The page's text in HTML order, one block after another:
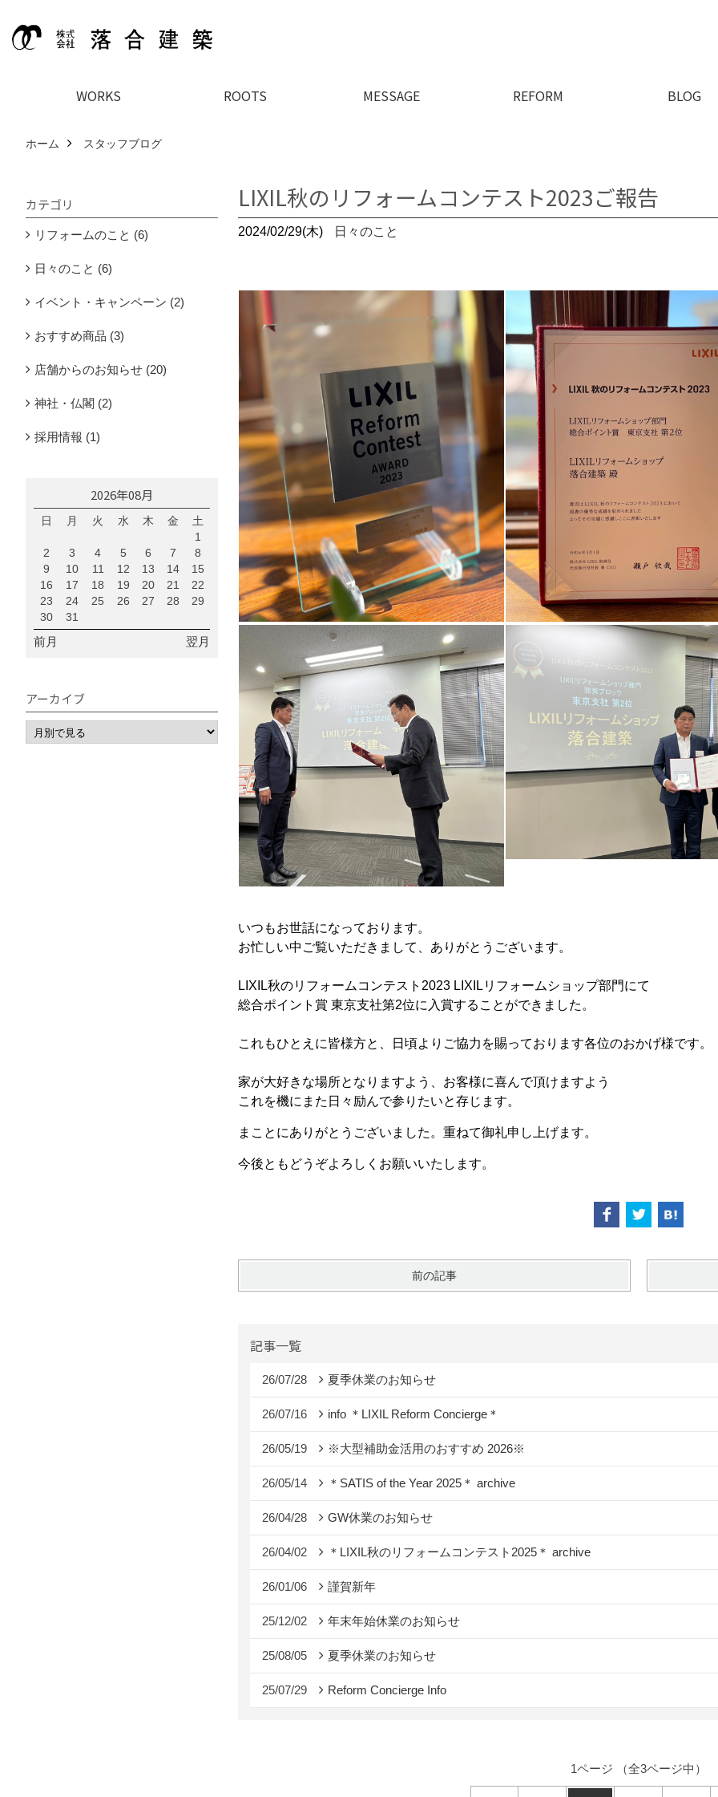
WORKS ROOTS MESSAGE REFORM BLOG
ホーム スタッフブログ
LIXIL秋のリフォームコンテスト2023ご報告
2024/02/29(木) 日々のこと
いつもお世話になっております。
お忙しい中ご覧いただきまして、ありがとうございます。
LIXIL秋のリフォームコンテスト2023 LIXILリフォームショップ部門にて
総合ポイント賞 東京支社第2位に入賞することができました。
これもひとえに皆様方と、日頃よりご協力を賜っております各位のおかげ様です。
家が大好きな場所となりますよう、お客様に喜んで頂けますよう
これを機にまた日々励んで参りたいと存じます。
まことにありがとうございました。重ねて御礼申し上げます。
今後ともどうぞよろしくお願いいたします。
前の記事
記事一覧
26/07/28 夏季休業のお知らせ
26/07/16 info ＊LIXIL Reform Concierge＊
26/05/19 ※大型補助金活用のおすすめ 2026※
26/05/14 ＊SATIS of the Year 2025＊ archive
26/04/28 GW休業のお知らせ
26/04/02 ＊LIXIL秋のリフォームコンテスト2025＊ archive
26/01/06 謹賀新年
25/12/02 年末年始休業のお知らせ
25/08/05 夏季休業のお知らせ
25/07/29 Reform Concierge Info
1ページ （全3ページ中）
カテゴリ
リフォームのこと (6)
日々のこと (6)
イベント・キャンペーン (2)
おすすめ商品 (3)
店舗からのお知らせ (20)
神社・仏閣 (2)
採用情報 (1)
2026年08月
日 月 火 水 木 金
土
1
2
3 4 5 6 7
8
9
10 11 12 13 14
15
16
17 18 19 20 21
22
23
24 25 26 27 28
29
30
31
前月 翌月
アーカイブ